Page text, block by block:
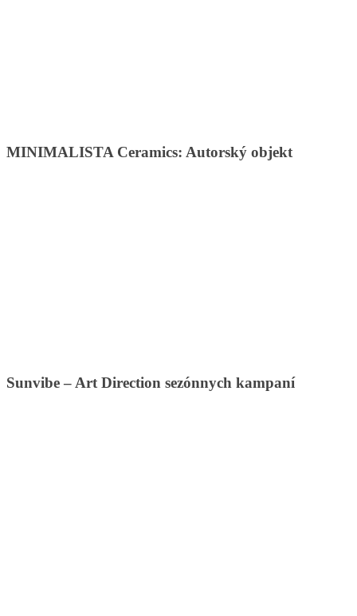
MINIMALISTA Ceramics: Autorský objekt
Sunvibe – Art Direction sezónnych kampaní